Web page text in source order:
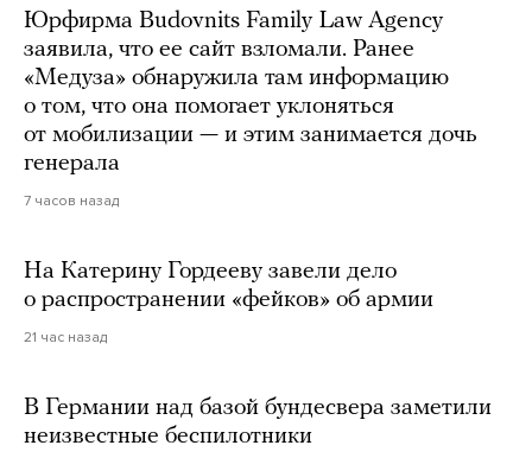
Юрфирма Budovnits Family Law Agency
заявила, что ее сайт взломали. Ранее
«Медуза» обнаружила там информацию
о том, что она помогает уклоняться
от мобилизации — и этим занимается дочь
генерала
7 часов назад
На Катерину Гордееву завели дело
о распространении «фейков» об армии
21 час назад
В Германии над базой бундесвера заметили
неизвестные беспилотники